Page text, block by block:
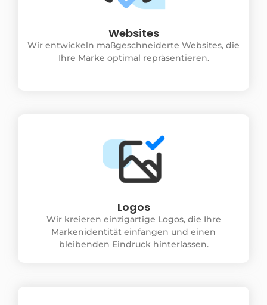
Websites
Wir entwickeln maßgeschneiderte Websites, die
Ihre Marke optimal repräsentieren.
Logos
Wir kreieren einzigartige Logos, die Ihre
Markenidentität einfangen und einen
bleibenden Eindruck hinterlassen.